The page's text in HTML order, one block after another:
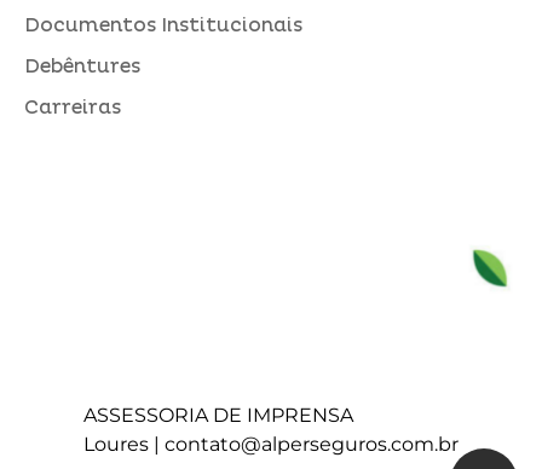
Documentos Institucionais
Debêntures
Carreiras
ASSESSORIA DE IMPRENSA
Loures | contato@alperseguros.com.br